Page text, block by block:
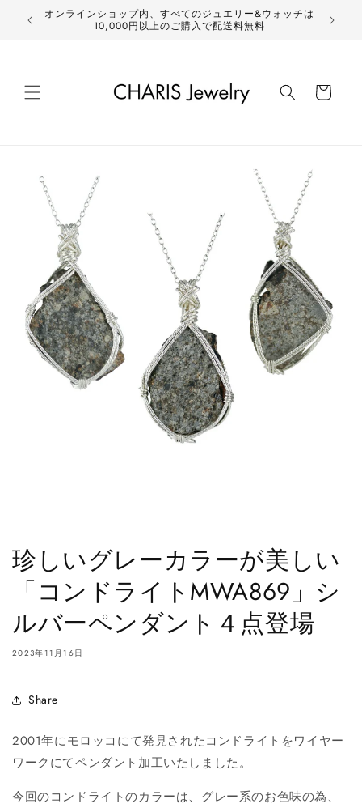
ンツにオンラインショップ内、すべてのジュエリー&ウォッチは
10,000円以上のご購入で配送料無料
ー
珍しいグレーカラーが美しい
「コンドライトMWA869」シ
ルバーペンダント４点登場
2023年11月16日
Share
2001年にモロッコにて発見されたコンドライトをワイヤー
ワークにてペンダント加工いたしました。
今回のコンドライトのカラーは、グレー系のお色味の為、